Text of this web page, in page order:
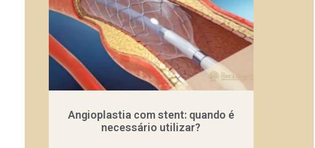
Angioplastia com stent: quando é
necessário utilizar?